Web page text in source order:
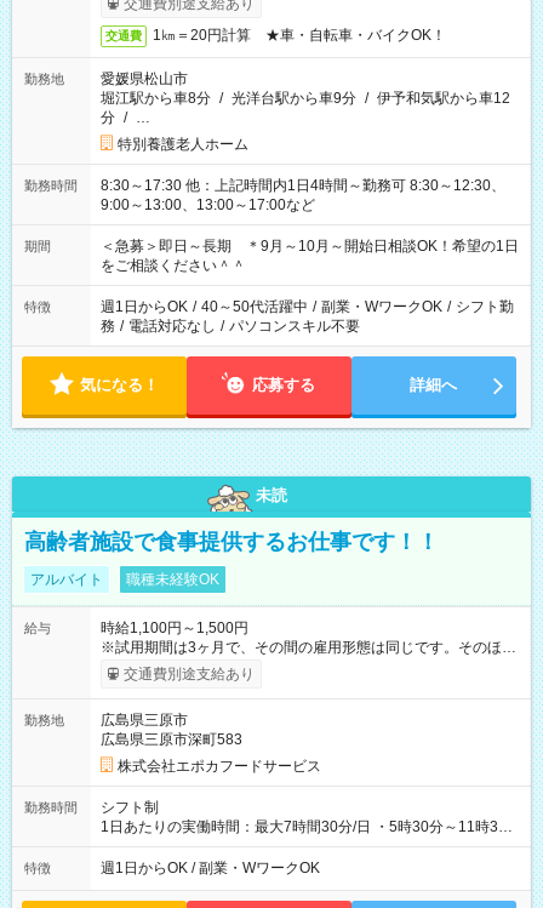
交通費別途支給あり
交通費 1㎞＝20円計算 ★車・自転車・バイクOK！
勤務地
愛媛県松山市
堀江駅から車8分 / 光洋台駅から車9分 / 伊予和気駅から車12
分 / …
特別養護老人ホーム
勤務時間
8:30～17:30 他：上記時間内1日4時間～勤務可 8:30～12:30、
9:00～13:00、13:00～17:00など
期間
＜急募＞即日～長期 ＊9月～10月～開始日相談OK！希望の1日
をご相談ください＾＾
特徴 週1日からOK / 40～50代活躍中 / 副業・WワークOK / シフト勤
務 / 電話対応なし / パソコンスキル不要
気になる！ 応募する 詳細へ
未読
高齢者施設で食事提供するお仕事です！！
アルバイト 職種未経験OK
給与
時給1,100円～1,500円
※試用期間は3ヶ月で、その間の雇用形態は同じです。そのほか
の条件に変更はありません。 早朝手当有 【試用期間】試用期間
あり 試用期間の長さ：3ヶ月 雇用形態、給与は本採用時と同じ
交通費別途支給あり
勤務地
広島県三原市
広島県三原市深町583
株式会社エポカフードサービス
勤務時間
シフト制
1日あたりの実働時間：最大7時間30分/日 ・5時30分～11時30
分 （休憩１５分） ・5時30分～14時00分 （休憩６０分）
特徴 週1日からOK / 副業・WワークOK